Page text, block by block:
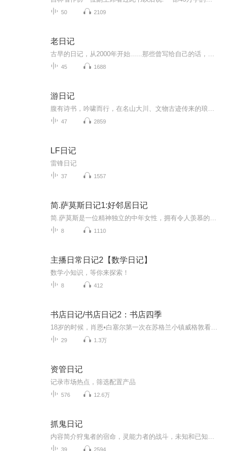
50 2109
老日记
45 1688
游日记
47 2859
LF日记
雷锋日记
37 1557
简.萨莫斯日记1:好邻居日记
8 1110
主播日常日记2【数学日记】
数学小知识，等你来探索！
8 412
书店日记/书店日记2：书店四季
29 1.3万
资管日记
记录市场热点，筛选配置产品
576 12.6万
抓鬼日记
39 2594